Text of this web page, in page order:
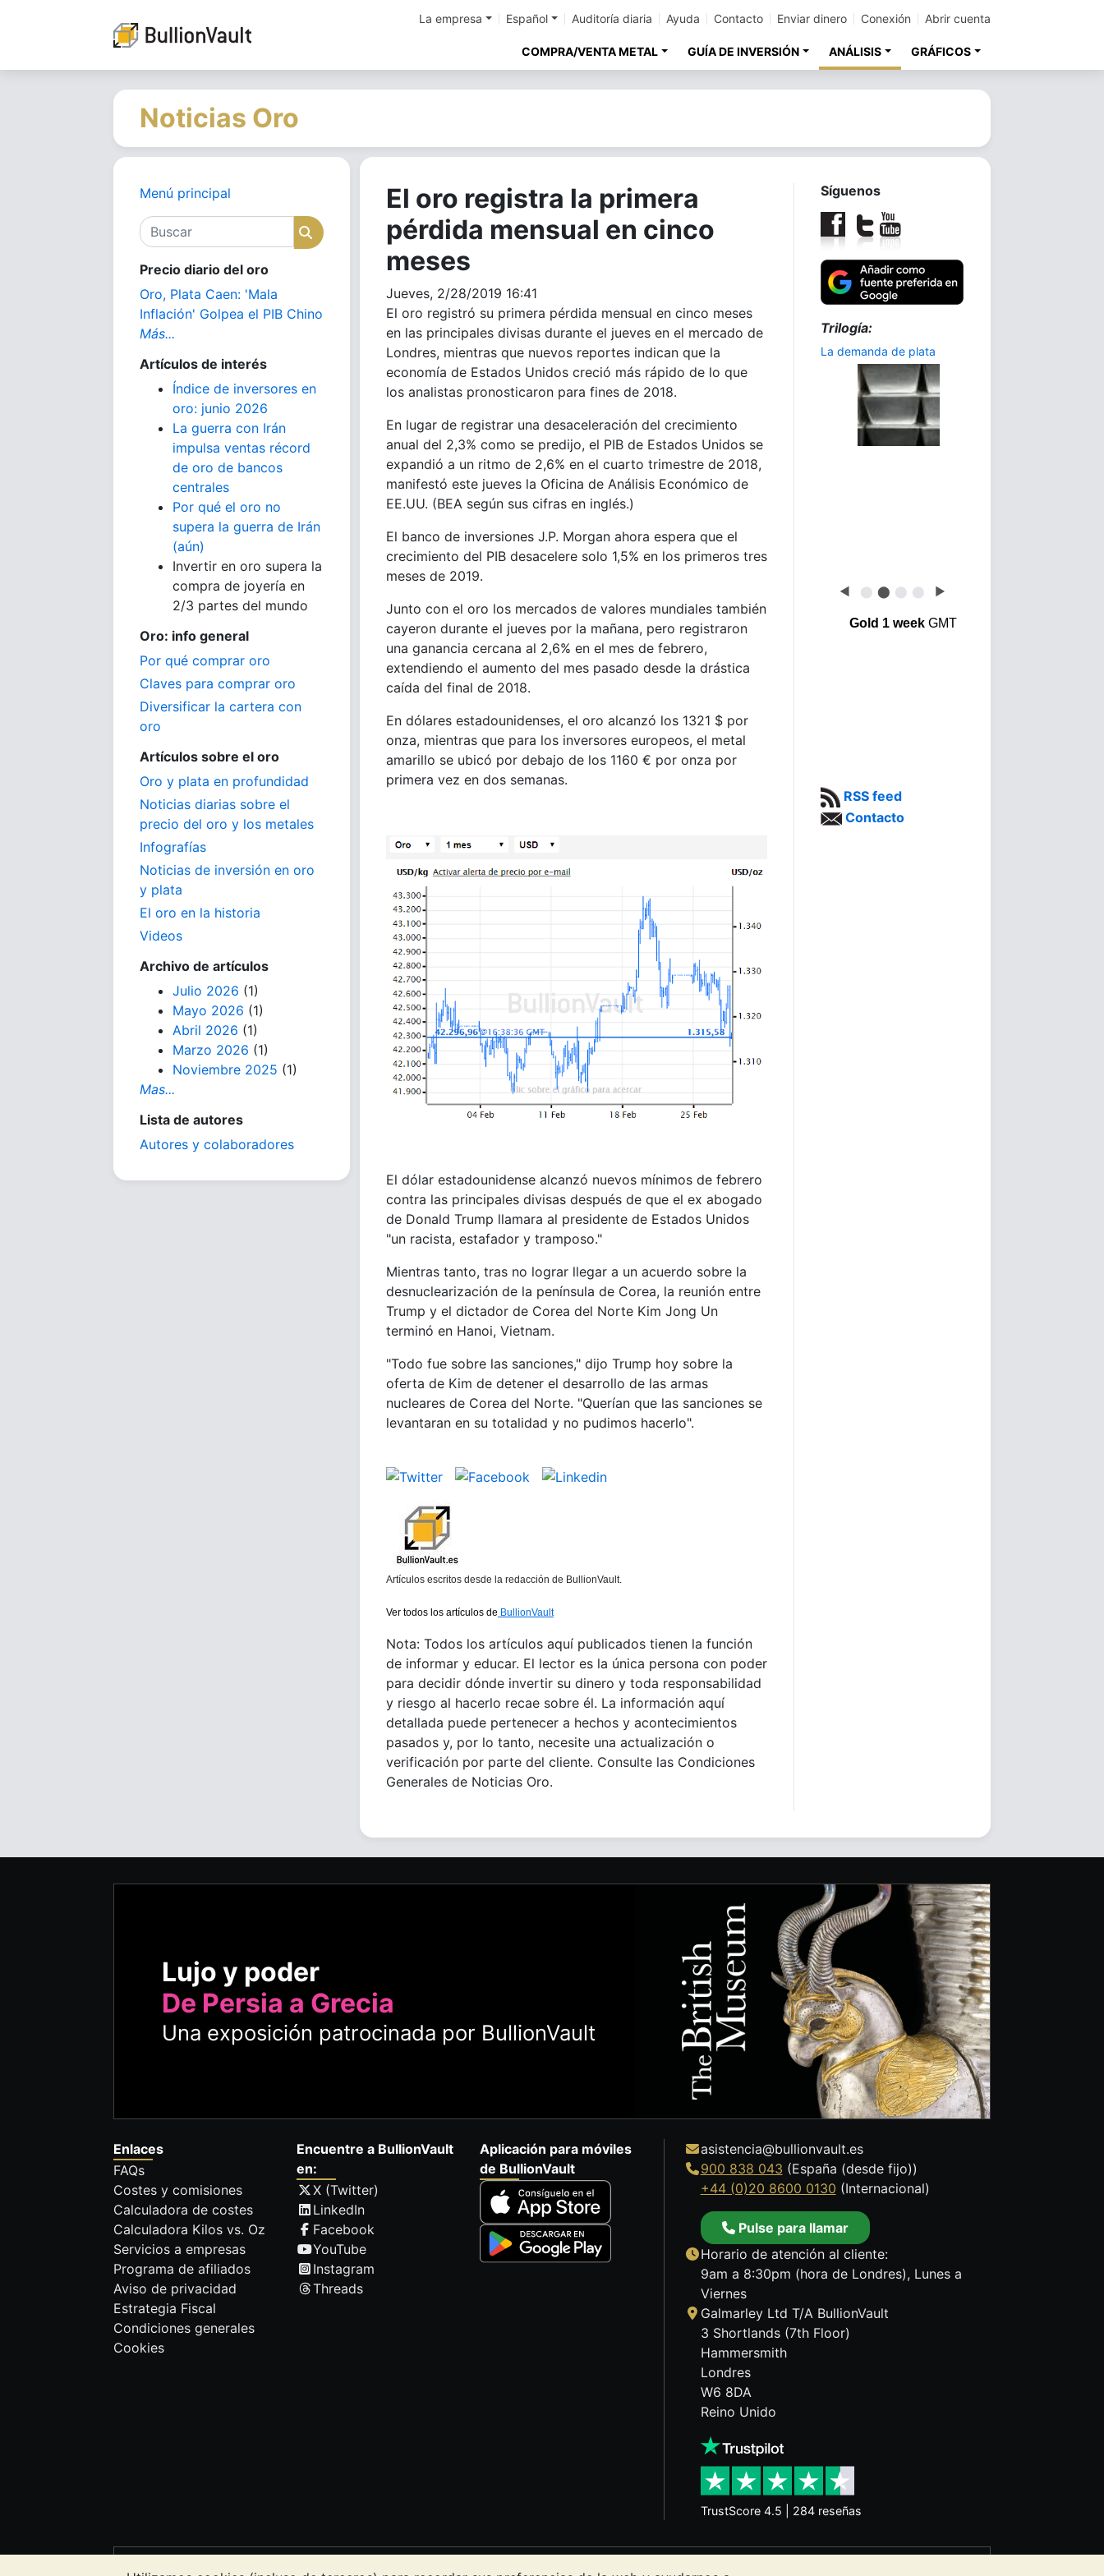
La empresa Español Auditoría diaria Ayuda Contacto Enviar dinero Conexión Abrir cuenta
COMPRA/VENTA METAL GUÍA DE INVERSIÓN ANÁLISIS GRÁFICOS
Noticias Oro
Menú principal
Buscar
Buscar
Precio diario del oro
Oro, Plata Caen: 'Mala
Inflación' Golpea el PIB Chino
Más...
Artículos de interés
Índice de inversores en
oro: junio 2026
La guerra con Irán
impulsa ventas récord
de oro de bancos
centrales
Por qué el oro no
supera la guerra de Irán
(aún)
Invertir en oro supera la
compra de joyería en
2/3 partes del mundo
Oro: info general
Por qué comprar oro
Claves para comprar oro
Diversificar la cartera con
oro
Artículos sobre el oro
Oro y plata en profundidad
Noticias diarias sobre el
precio del oro y los metales
Infografías
Noticias de inversión en oro
y plata
El oro en la historia
Videos
Archivo de artículos
Julio 2026 (1)
Mayo 2026 (1)
Abril 2026 (1)
Marzo 2026 (1)
Noviembre 2025 (1)
Mas...
Lista de autores
Autores y colaboradores
El oro registra la primera
pérdida mensual en cinco
meses
Jueves, 2/28/2019 16:41
El oro registró su primera pérdida mensual en cinco meses
en las principales divisas durante el jueves en el mercado de
Londres, mientras que nuevos reportes indican que la
economía de Estados Unidos creció más rápido de lo que
los analistas pronosticaron para fines de 2018.
En lugar de registrar una desaceleración del crecimiento
anual del 2,3% como se predijo, el PIB de Estados Unidos se
expandió a un ritmo de 2,6% en el cuarto trimestre de 2018,
manifestó este jueves la Oficina de Análisis Económico de
EE.UU. (BEA según sus cifras en inglés.)
El banco de inversiones J.P. Morgan ahora espera que el
crecimiento del PIB desacelere solo 1,5% en los primeros tres
meses de 2019.
Junto con el oro los mercados de valores mundiales también
cayeron durante el jueves por la mañana, pero registraron
una ganancia cercana al 2,6% en el mes de febrero,
extendiendo el aumento del mes pasado desde la drástica
caída del final de 2018.
En dólares estadounidenses, el oro alcanzó los 1321 $ por
onza, mientras que para los inversores europeos, el metal
amarillo se ubicó por debajo de los 1160 € por onza por
primera vez en dos semanas.
El dólar estadounidense alcanzó nuevos mínimos de febrero
contra las principales divisas después de que el ex abogado
de Donald Trump llamara al presidente de Estados Unidos
"un racista, estafador y tramposo."
Mientras tanto, tras no lograr llegar a un acuerdo sobre la
desnuclearización de la península de Corea, la reunión entre
Trump y el dictador de Corea del Norte Kim Jong Un
terminó en Hanoi, Vietnam.
"Todo fue sobre las sanciones," dijo Trump hoy sobre la
oferta de Kim de detener el desarrollo de las armas
nucleares de Corea del Norte. "Querían que las sanciones se
levantaran en su totalidad y no pudimos hacerlo".
Artículos escritos desde la redacción de BullionVault.
Ver todos los artículos de BullionVault
Nota: Todos los artículos aquí publicados tienen la función
de informar y educar. El lector es la única persona con poder
para decidir dónde invertir su dinero y toda responsabilidad
y riesgo al hacerlo recae sobre él. La información aquí
detallada puede pertenecer a hechos y acontecimientos
pasados y, por lo tanto, necesite una actualización o
verificación por parte del cliente. Consulte las Condiciones
Generales de Noticias Oro.
Síguenos
Trilogía:
La demanda de plata
◀ ⬤ ⬤ ⬤ ⬤ ▶
Gold 1 weekGMT
RSS feed
Contacto
Lujo y poder
De Persia a Grecia
Una exposición patrocinada por BullionVault
Enlaces
FAQs
Costes y comisiones
Calculadora de costes
Calculadora Kilos vs. Oz
Servicios a empresas
Programa de afiliados
Aviso de privacidad
Estrategia Fiscal
Condiciones generales
Cookies
Encuentre a BullionVault
en:
X (Twitter)
LinkedIn
Facebook
YouTube
Instagram
Threads
Aplicación para móviles
de BullionVault
asistencia@bullionvault.es
900 838 043 (España (desde fijo))
+44 (0)20 8600 0130 (Internacional)
Pulse para llamar
Horario de atención al cliente:
9am a 8:30pm (hora de Londres), Lunes a
Viernes
Galmarley Ltd T/A BullionVault
3 Shortlands (7th Floor)
Hammersmith
Londres
W6 8DA
Reino Unido
TrustScore 4.5 | 284 reseñas